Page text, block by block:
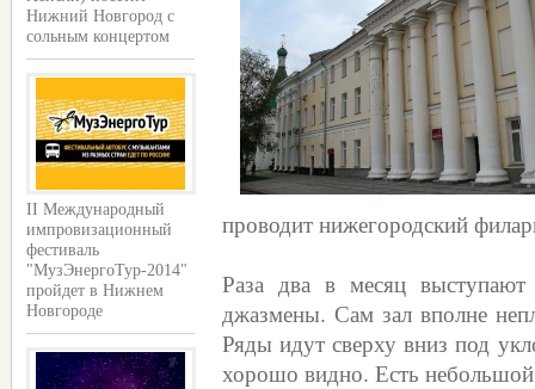
Нижний Новгород с
сольным концертом
II Международный
импровизационный
фестиваль
"МузЭнергоТур-2014"
пройдет в Нижнем
Новгороде
проводит нижегородский
Раза два в месяц
джазмены. Сам зал вполне
Ряды идут сверху вниз под
хорошо видно. Есть небольшой